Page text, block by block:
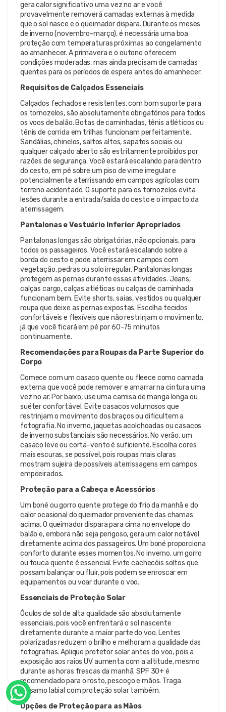
gera calor significativo uma vez no ar e você
provavelmente removerá camadas externas à medida
que o sol nasce e o queimador dispara. Durante os meses
de inverno (novembro-março), é necessária uma boa
proteção com temperaturas próximas ao congelamento
ao amanhecer. A primavera e o outono oferecem
condições moderadas, mas ainda precisam de camadas
quentes para os períodos de espera antes do amanhecer.
Requisitos de Calçados Essenciais
Calçados fechados e resistentes, com bom suporte para
os tornozelos, são absolutamente obrigatórios para todos
os voos de balão. Botas de caminhadas, tênis atléticos ou
tênis de corrida em trilhas funcionam perfeitamente.
Sandálias, chinelos, saltos altos, sapatos sociais ou
qualquer calçado aberto são estritamente proibidos por
razões de segurança. Você estará escalando para dentro
do cesto, em pé sobre um piso de vime irregular e
potencialmente aterrissando em campos agrícolas com
terreno acidentado. O suporte para os tornozelos evita
lesões durante a entrada/saída do cesto e o impacto da
aterrissagem.
Pantalonas e Vestuário Inferior Apropriados
Pantalonas longas são obrigatórias, não opcionais, para
todos os passageiros. Você estará escalando sobre a
borda do cesto e pode aterrissar em campos com
vegetação, pedras ou solo irregular. Pantalonas longas
protegem as pernas durante essas atividades. Jeans,
calças cargo, calças atléticas ou calças de caminhada
funcionam bem. Evite shorts, saias, vestidos ou qualquer
roupa que deixe as pernas expostas. Escolha tecidos
confortáveis e flexíveis que não restrinjam o movimento,
já que você ficará em pé por 60-75 minutos
continuamente.
Recomendações para Roupas da Parte Superior do
Corpo
Comece com um casaco quente ou fleece como camada
externa que você pode remover e amarrar na cintura uma
vez no ar. Por baixo, use uma camisa de manga longa ou
suéter confortável. Evite casacos volumosos que
restrinjam o movimento dos braços ou dificultem a
fotografia. No inverno, jaquetas acolchoadas ou casacos
de inverno substanciais são necessários. No verão, um
casaco leve ou corta-vento é suficiente. Escolha cores
mais escuras, se possível, pois roupas mais claras
mostram sujeira de possíveis aterrissagens em campos
empoeirados.
Proteção para a Cabeça e Acessórios
Um boné ou gorro quente protege do frio da manhã e do
calor ocasional do queimador proveniente das chamas
acima. O queimador dispara para cima no envelope do
balão e, embora não seja perigoso, gera um calor notável
diretamente acima dos passageiros. Um boné proporciona
conforto durante esses momentos. No inverno, um gorro
ou touca quente é essencial. Evite cachecóis soltos que
possam balançar ou fluir, pois podem se enroscar em
equipamentos ou voar durante o voo.
Essenciais de Proteção Solar
Óculos de sol de alta qualidade são absolutamente
essenciais, pois você enfrentará o sol nascente
diretamente durante a maior parte do voo. Lentes
polarizadas reduzem o brilho e melhoram a qualidade das
fotografias. Aplique protetor solar antes do voo, pois a
exposição aos raios UV aumenta com a altitude, mesmo
durante as horas frescas da manhã. SPF 30+ é
recomendado para o rosto, pescoço e mãos. Traga
bálsamo labial com proteção solar também.
Opções de Proteção para as Mãos